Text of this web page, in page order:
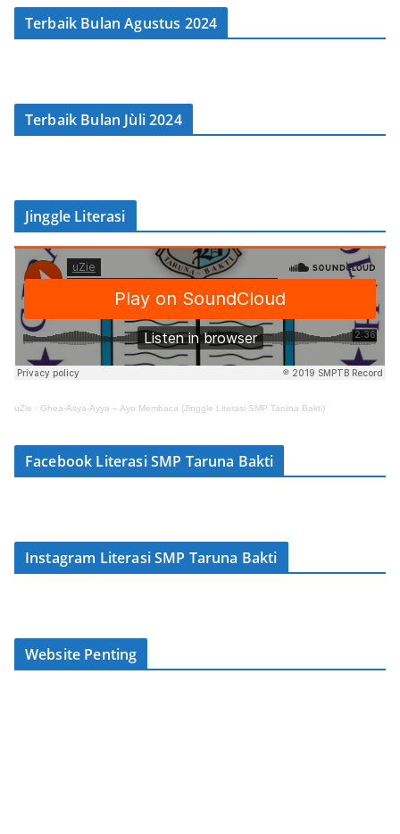
Terbaik Bulan Agustus 2024
Terbaik Bulan Jùli 2024
Jinggle Literasi
uZie · Ghea-Asya-Ayya – Ayo Membaca (Jinggle Literasi SMP Taruna Bakti)
Facebook Literasi SMP Taruna Bakti
Instagram Literasi SMP Taruna Bakti
Website Penting